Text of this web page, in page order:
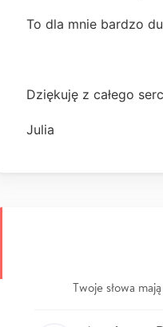
To dla mnie bardzo
Dziękuję z całego
Julia
Twoje słowa